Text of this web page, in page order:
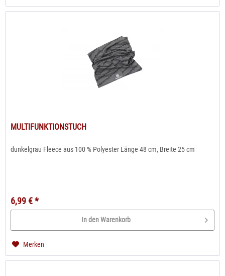
MULTIFUNKTIONSTUCH
dunkelgrau Fleece aus 100 % Polyester Länge 48 cm, Breite 25 cm
6,99 € *
In den Warenkorb
Merken